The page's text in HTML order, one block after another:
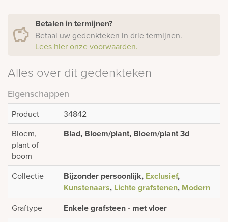
Betalen in termijnen?
Betaal uw gedenkteken in drie termijnen.
Lees hier onze voorwaarden.
Alles over dit gedenkteken
Eigenschappen
Product
34842
Bloem,
plant of
boom
Blad, Bloem/plant, Bloem/plant 3d
Collectie Bijzonder persoonlijk, Exclusief,
Kunstenaars, Lichte grafstenen, Modern
Graftype Enkele grafsteen - met vloer